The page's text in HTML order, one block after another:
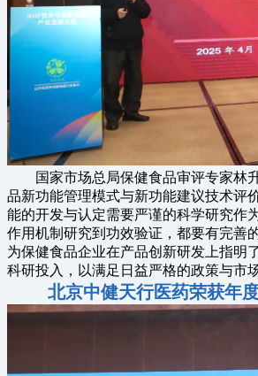
国家市场总局保健食品审评专家林
品新功能管理模式与新功能建议技术评
能的开发与认定需要严谨的科学研究作
作用机制研究到功效验证，都要有完善
为保健食品企业在产品创新研发上指明
科研投入，以满足日益严格的政策与市
北京中健天行医药荣获年